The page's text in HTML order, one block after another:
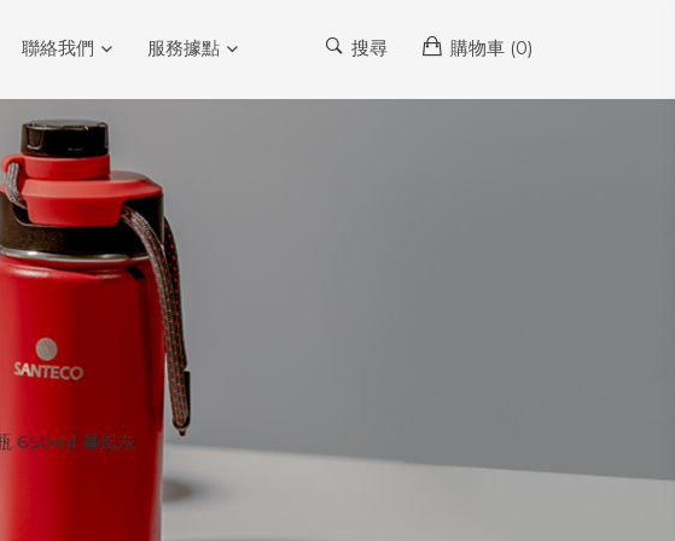
聯絡我們 服務據點 搜尋 購物車 (0)
650ml 暴風灰